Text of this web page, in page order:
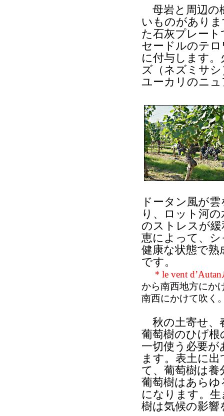
母岩と周辺の
いものがあり
た石灰プレー
セードルのテ
に付与します
ズ（ネズミサ
ユーカリのニ
ドータン風が
り、ロット河
のストレスが
恵によって、
健康な状態で
です。
＊le vent
から南西地方にか
南西にかけて吹く
秋の土寄せ、
葡萄樹のひげ
一切使う必要
ます。表土に
て、葡萄樹は
葡萄樹はあら
になります。
樹は気候の影